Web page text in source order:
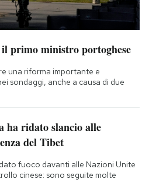
primo ministro portoghese
una riforma importante e
sondaggi, anche a causa di due
ha ridato slancio alle
del Tibet
fuoco davanti alle Nazioni Unite
cinese: sono seguite molte